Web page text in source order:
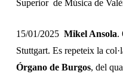
Superior de Música de
15/01/2025 Mikel Ansola.
Stuttgart. Es repeteix la
Órgano de Burgos, del